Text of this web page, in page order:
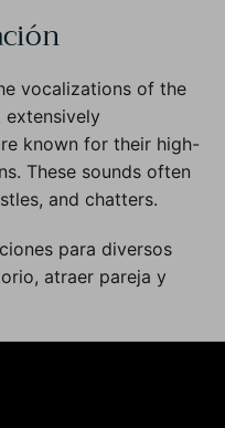
vocalizations of the
extensively
known for their high-
These sounds often
and chatters.
para diversos
atraer pareja y